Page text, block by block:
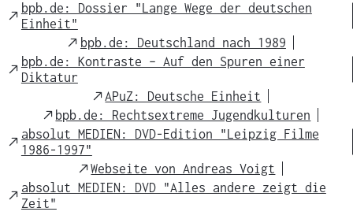
External
Link
bpb.de: Dossier "Lange Wege der deutschen
Einheit"
External
Link
bpb.de: Deutschland nach 1989
External
Link
bpb.de: Kontraste – Auf den Spuren einer
Diktatur
External
Link
APuZ: Deutsche Einheit
External
Link
bpb.de: Rechtsextreme Jugendkulturen
External
Link
absolut MEDIEN: DVD-Edition "Leipzig Filme
1986-1997"
External
Link
Webseite von Andreas Voigt
External
Link
absolut MEDIEN: DVD "Alles andere zeigt die
Zeit"